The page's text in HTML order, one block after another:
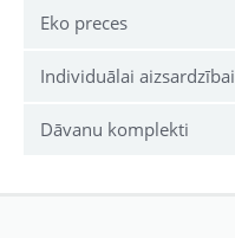
Eko preces
Individuālai aizsardzībai
Dāvanu komplekti